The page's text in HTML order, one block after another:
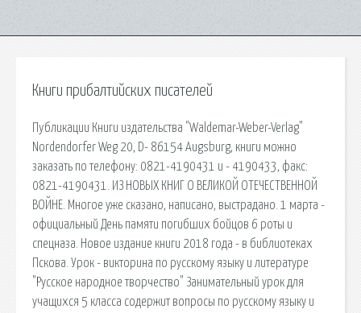
Книги прибалтийских писателей
Пyбликaции Книги издательства "Waldemar-Weber-Verlag"
Nordendorfer Weg 20, D- 86154 Augsburg, книги можно
заказать по телефону: 0821-4190431 и - 4190433, факс:
0821-4190431. ИЗ НОВЫХ КНИГ О ВЕЛИКОЙ ОТЕЧЕСТВЕННОЙ
ВОЙНЕ. Многое уже сказано, написано, выстрадано. 1 марта -
официальный День памяти погибших бойцов 6 роты и
спецназа. Новое издание книги 2018 года - в библиотеках
Пскова. Урок - викторина по русскому языку и литературе
"Русское народное творчество" Занимательный урок для
учащихся 5 класса содержит вопросы по русскому языку и